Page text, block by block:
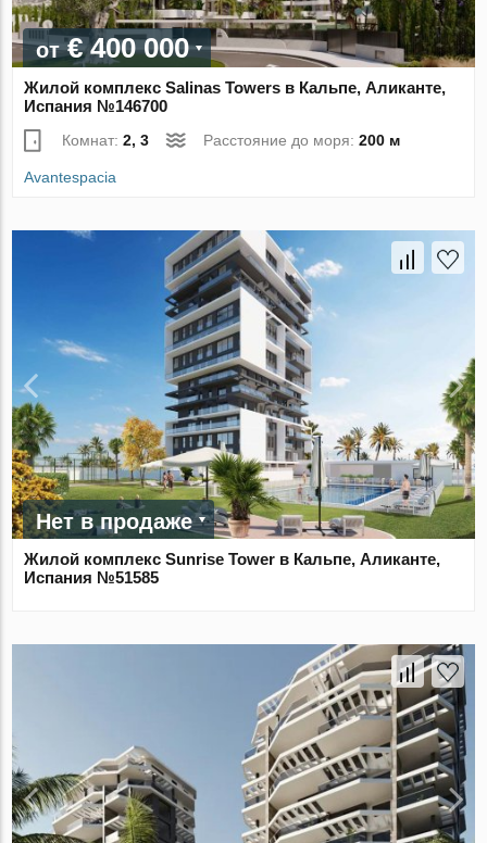
от€ 400 000
Жилой комплекс Salinas Towers в Кальпе, Аликанте,
Испания №146700
Комнат:2, 3 Расстояние до моря:200 м
Avantespacia
Нет в продаже
Жилой комплекс Sunrise Tower в Кальпе, Аликанте,
Испания №51585